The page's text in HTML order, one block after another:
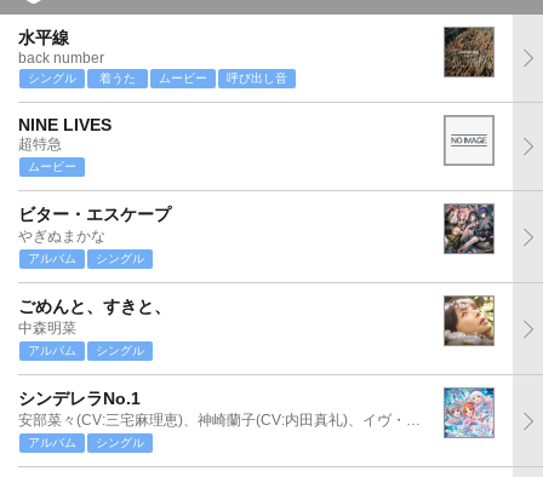
水平線
back number
シングル 着うた ムービー 呼び出し音
NINE LIVES
超特急
ムービー
ビター・エスケープ
やぎぬまかな
アルバム シングル
ごめんと、すきと、
中森明菜
アルバム シングル
シンデレラNo.1
安部菜々(CV:三宅麻理恵)、神崎蘭子(CV:内田真礼)、イヴ・サンタクロース(CV:松永あかね)
アルバム シングル